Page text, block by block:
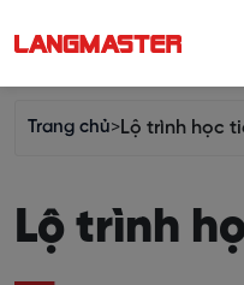
Trang chủ>Lộ trình học
Lộ trình